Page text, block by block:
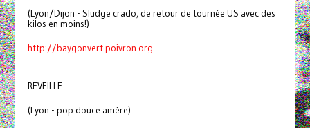
(Lyon/Dijon - Sludge crado, de retour de tournée US avec des
kilos en moins!)
http://baygonvert.poivron.org
REVEILLE
(Lyon - pop douce amère)